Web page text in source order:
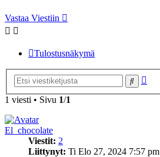
Vastaa Viestiin
Tulostusnäkymä
Etsi
1 viesti • Sivu 1/1
El_chocolate
Viestit: 2
Liittynyt: Ti Elo 27, 2024 7:57 pm